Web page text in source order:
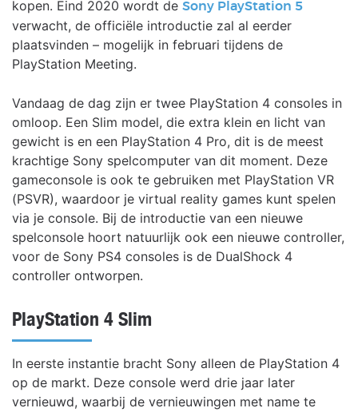
kopen. Eind 2020 wordt de Sony PlayStation 5
verwacht, de officiële introductie zal al eerder
plaatsvinden – mogelijk in februari tijdens de
PlayStation Meeting.
Vandaag de dag zijn er twee PlayStation 4 consoles in
omloop. Een Slim model, die extra klein en licht van
gewicht is en een PlayStation 4 Pro, dit is de meest
krachtige Sony spelcomputer van dit moment. Deze
gameconsole is ook te gebruiken met PlayStation VR
(PSVR), waardoor je virtual reality games kunt spelen
via je console. Bij de introductie van een nieuwe
spelconsole hoort natuurlijk ook een nieuwe controller,
voor de Sony PS4 consoles is de DualShock 4
controller ontworpen.
PlayStation 4 Slim
In eerste instantie bracht Sony alleen de PlayStation 4
op de markt. Deze console werd drie jaar later
vernieuwd, waarbij de vernieuwingen met name te